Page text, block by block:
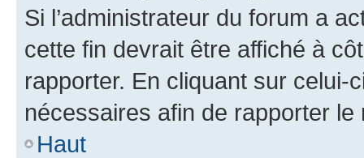
Si l’administrateur du forum a
cette fin devrait être affiché à
rapporter. En cliquant sur
nécessaires afin de rapporter le
Haut